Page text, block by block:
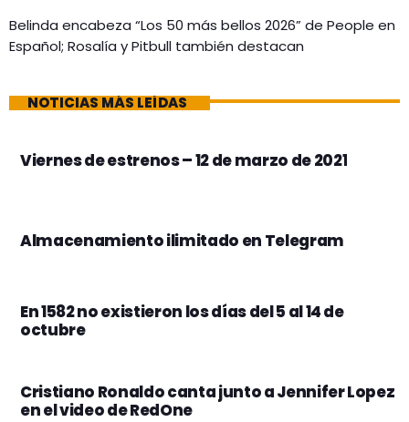
Belinda encabeza “Los 50 más bellos 2026” de People en
Español; Rosalía y Pitbull también destacan
NOTICIAS MÁS LEÍDAS
Viernes de estrenos – 12 de marzo de 2021
Almacenamiento ilimitado en Telegram
En 1582 no existieron los días del 5 al 14 de
octubre
Cristiano Ronaldo canta junto a Jennifer Lopez
en el video de RedOne